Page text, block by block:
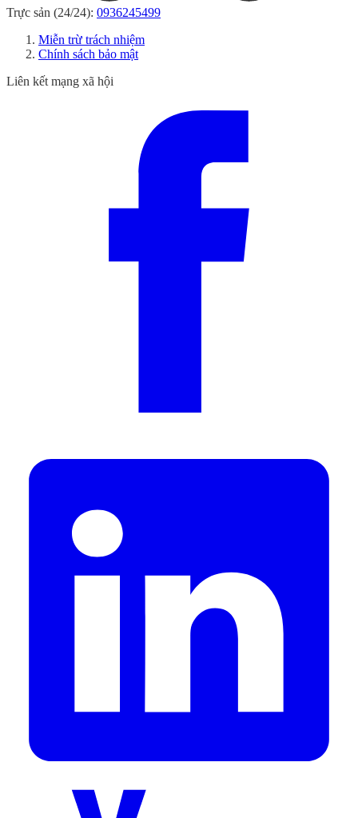
Trực sản (24/24): 0936245499
Miễn trừ trách nhiệm
Chính sách bảo mật
Liên kết mạng xã hội